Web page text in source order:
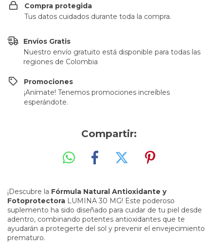
Compra protegida
Tus datos cuidados durante toda la compra.
Envíos Gratis
Nuestro envío gratuito está disponible para todas las
regiones de Colombia
Promociones
¡Anímate! Tenemos promociones increíbles
esperándote.
Compartir:
¡Descubre la Fórmula Natural Antioxidante y
Fotoprotectora LUMINA 30 MG! Este poderoso
suplemento ha sido diseñado para cuidar de tu piel desde
adentro, combinando potentes antioxidantes que te
ayudarán a protegerte del sol y prevenir el envejecimiento
prematuro.